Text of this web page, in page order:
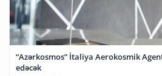
“Azərkosmos” İtaliya Aerokosmik
edəcək